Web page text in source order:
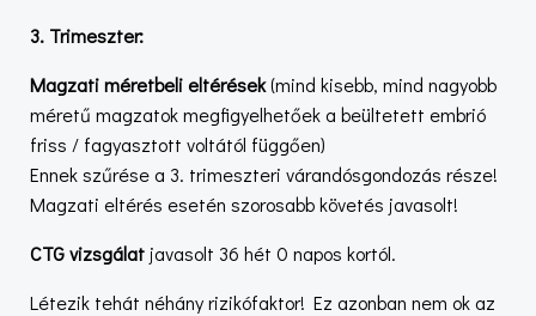
3. Trimeszter:
Magzati méretbeli eltérések(mind kisebb, mind nagyobb
méretű magzatok megfigyelhetőek a beültetett embrió
friss / fagyasztott voltától függően)
Ennek szűrése a 3. trimeszteri várandósgondozás része!
Magzati eltérés esetén szorosabb követés javasolt!
CTG vizsgálat javasolt 36 hét 0 napos kortól.
Létezik tehát néhány rizikófaktor! Ez azonban nem ok az